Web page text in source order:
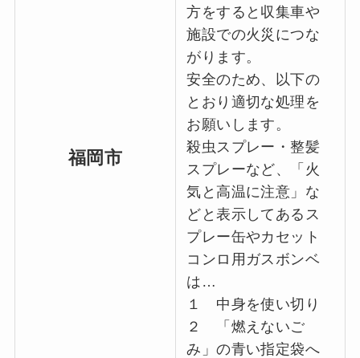
福岡市
方をすると収集車や
施設での火災につな
がります。
安全のため、以下の
とおり適切な処理を
お願いします。
殺虫スプレー・整髪
スプレーなど、「火
気と高温に注意」な
どと表示してあるス
プレー缶やカセット
コンロ用ガスボンベ
は…
１ 中身を使い切り
２ 「燃えないご
み」の青い指定袋へ